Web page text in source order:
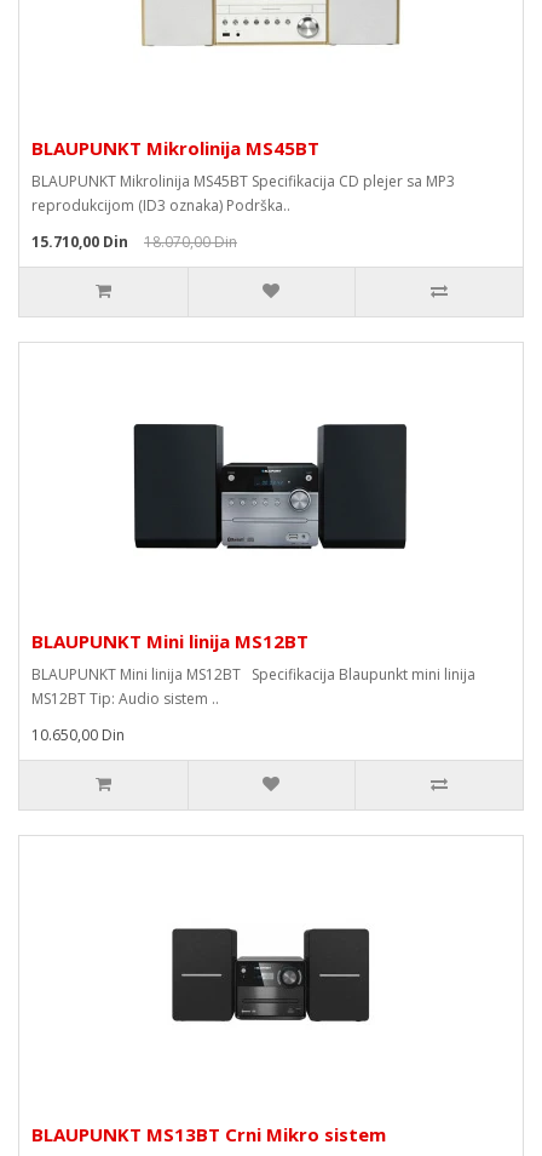
BLAUPUNKT Mikrolinija MS45BT
BLAUPUNKT Mikrolinija MS45BT Specifikacija CD plejer sa MP3
reprodukcijom (ID3 oznaka) Podrška..
15.710,00 Din
18.070,00 Din
BLAUPUNKT Mini linija MS12BT
BLAUPUNKT Mini linija MS12BT Specifikacija Blaupunkt mini linija
MS12BT Tip: Audio sistem ..
10.650,00 Din
BLAUPUNKT MS13BT Crni Mikro sistem